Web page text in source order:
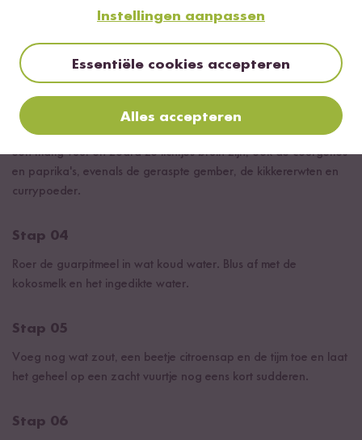
Snijd de paprika's, de champions en de courgettes en rasp de
gember.
Stap 03
Verhit de kokosolie in een pan. Fruit de champignons hierin op
een matig vuur en zodra ze lichtjes bruin zijn, ook de courgettes
en paprika's, evenals de geraspte gember, de kikkererwten en
currypoeder.
Stap 04
Roer de guarpitmeel in wat koud water. Blus af met de
kokosmelk en het ingedikte water.
Stap 05
Voeg nog wat zout, een beetje citroensap en de tijm toe en laat
het geheel op een zacht vuurtje nog eens kort sudderen.
Stap 06
Instellingen aanpassen
Essentiële cookies accepteren
Alles accepteren